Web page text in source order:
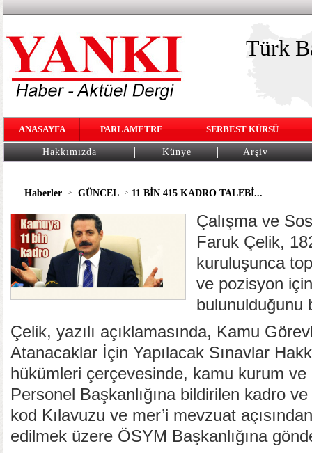
Türk
ANASAYFA PARLAMETRE SERBEST KÜRSÜ
Hakkımızda Künye Arşiv
Haberler > GÜNCEL > 11 BİN 415 KADRO TALEBİ...
Çalışma ve
Faruk Çelik,
kuruluşunca
ve pozisyon
bulunulduğunu
Çelik, yazılı açıklamasında, Kamu
Atanacaklar İçin Yapılacak Sınavlar
hükümleri çerçevesinde, kamu kurum ve
Personel Başkanlığına bildirilen kadro
kod Kılavuzu ve mer’i mevzuat
edilmek üzere ÖSYM Başkanlığına